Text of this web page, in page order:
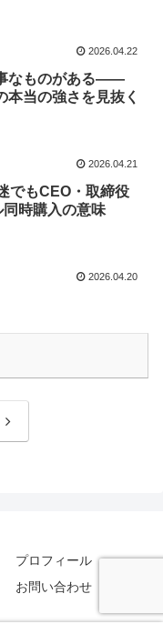
2026.04.22
なものがある——
本当の強さを見抜く
2026.04.21
でもCEO・取締役
時購入の意味
2026.04.20
次
プロフィール
お問い合わせ